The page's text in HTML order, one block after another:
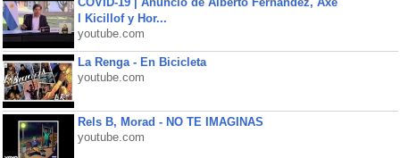
l Kicillof y Hor...
youtube.com
La Renga - En Bicicleta
youtube.com
Rels B, Morad - NO TE IMAGINAS
youtube.com